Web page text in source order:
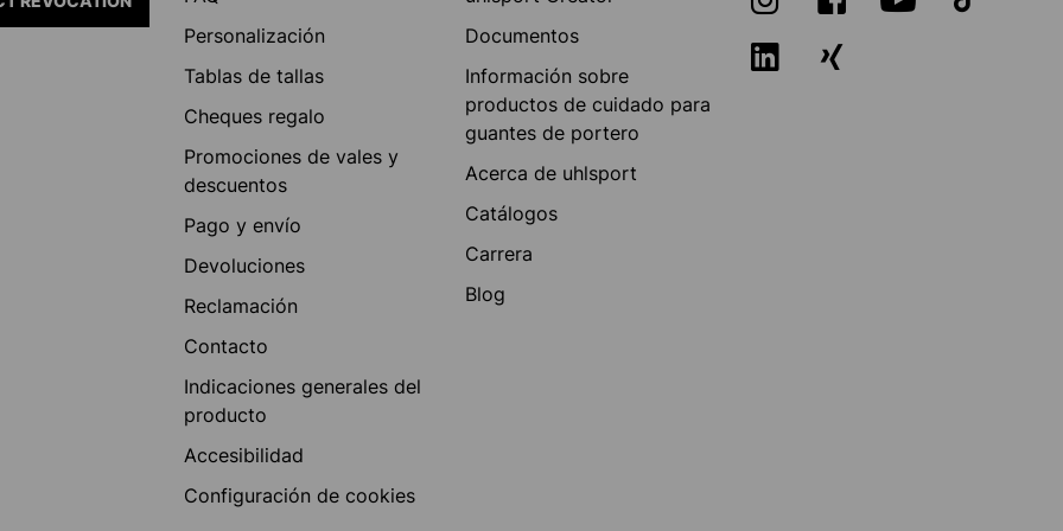
Personalización
Tablas de tallas
Cheques regalo
Promociones de vales y
descuentos
Pago y envío
Devoluciones
Reclamación
Contacto
Indicaciones generales del
producto
Accesibilidad
Configuración de cookies
Documentos
Información sobre
productos de cuidado para
guantes de portero
Acerca de uhlsport
Catálogos
Carrera
Blog